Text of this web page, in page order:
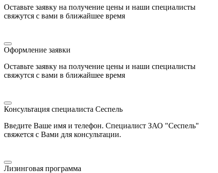
Оставьте заявку на получение цены и наши специалисты
свяжутся с вами в ближайшее время
Оформление заявки
Оставьте заявку на получение цены и наши специалисты
свяжутся с вами в ближайшее время
Консультация специалиста Сеспель
Введите Ваше имя и телефон. Специалист ЗАО "Сеспель"
свяжется с Вами для консультации.
Лизинговая программа